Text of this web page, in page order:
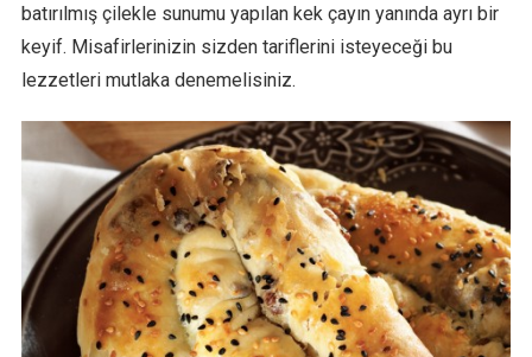
batırılmış çilekle sunumu yapılan kek çayın yanında ayrı bir
keyif. Misafirlerinizin sizden tariflerini isteyeceği bu
lezzetleri mutlaka denemelisiniz.